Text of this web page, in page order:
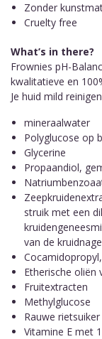
Zonder
Cruelty free
What’s in there?
Frownies pH-
kwalitatieve en
Je huid mild
mineraalwater
Polyglucose op
Glycerine
Propaandiol,
struik met een
van de
Etherische oliën
Fruitextracten
Methylglucose
Rauwe rietsuiker
Vitamine E met